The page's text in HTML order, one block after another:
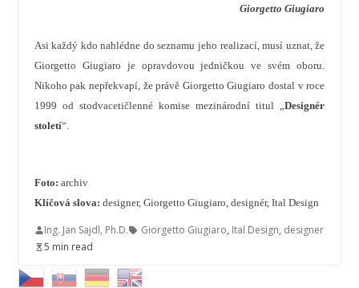
Giorgetto Giugiaro
Asi každý kdo nahlédne do seznamu jeho realizací, musí uznat, že
Giorgetto Giugiaro je opravdovou jedničkou ve svém oboru.
Nikoho pak nepřekvapí, že právě Giorgetto Giugiaro dostal v roce
1999 od stodvacetičlenné komise mezinárodní titul „Designér
století“.
Foto: archiv
Klíčová slova: designer, Giorgetto Giugiaro, designér, Ital Design
Ing. Jan Sajdl, Ph.D. Giorgetto Giugiaro, Ital Design, designer
5 min read